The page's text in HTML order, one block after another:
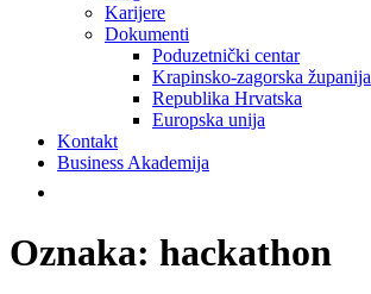
Karijere
Dokumenti
Poduzetnički centar
Krapinsko-zagorska županija
Republika Hrvatska
Europska unija
Kontakt
Business Akademija
Oznaka: hackathon